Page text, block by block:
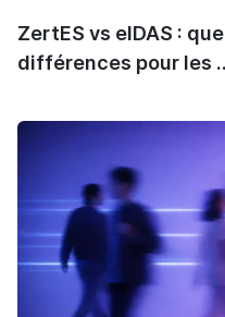
ZertES vs eIDAS :
différences pour les